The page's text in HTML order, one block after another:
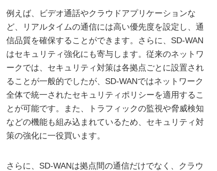
例えば、ビデオ通話やクラウドアプリケーションな
ど、リアルタイムの通信には高い優先度を設定し、通
信品質を確保することができます。さらに、SD-WAN
はセキュリティ強化にも寄与します。従来のネットワ
ークでは、セキュリティ対策は各拠点ごとに設置され
ることが一般的でしたが、SD-WANではネットワーク
全体で統一されたセキュリティポリシーを適用するこ
とが可能です。また、トラフィックの監視や脅威検知
などの機能も組み込まれているため、セキュリティ対
策の強化に一役買います。
さらに、SD-WANは拠点間の通信だけでなく、クラウ